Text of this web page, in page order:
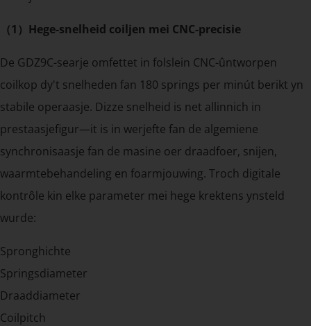
（1）Hege-snelheid coiljen mei CNC-precisie
De GDZ9C-searje omfettet in folslein CNC-ûntworpen
coilkop dy't snelheden fan 180 springs per minút berikt yn
stabile operaasje. Dizze snelheid is net allinnich in
prestaasjefigur—it is in werjefte fan de algemiene
synchronisaasje fan de masine oer draadfoer, snijen,
waarmtebehandeling en foarmjouwing. Troch digitale
kontrôle kin elke parameter mei hege krektens ynsteld
wurde:
Spronghichte
Springsdiameter
Draaddiameter
Coilpitch